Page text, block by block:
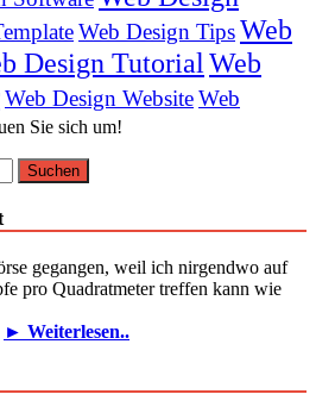
Web Design TipsWeb
Design Tutorial Web
Web Design WebsiteWeb
Sie sich um!
gegangen, weil ich nirgendwo auf
pro Quadrat­meter treffen kann wie
► Weiterlesen..